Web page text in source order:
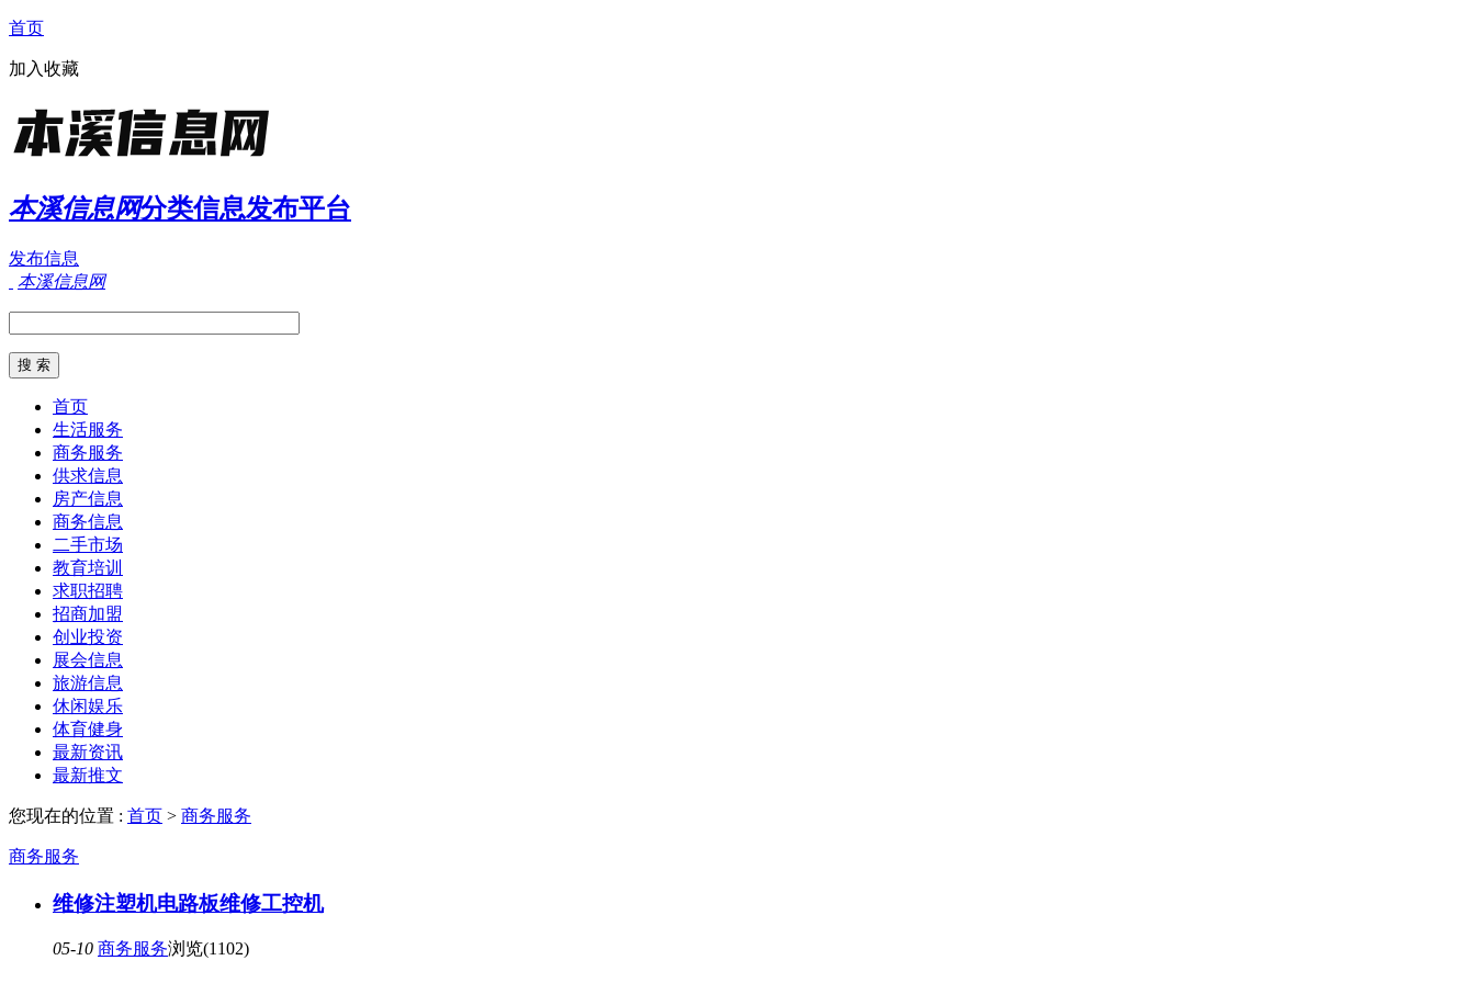
首页
加入收藏
本溪信息网分类信息发布平台
发布信息
本溪信息网
首页
生活服务
商务服务
供求信息
房产信息
商务信息
二手市场
教育培训
求职招聘
招商加盟
创业投资
展会信息
旅游信息
休闲娱乐
体育健身
最新资讯
最新推文
您现在的位置 : 首页 > 商务服务
商务服务
维修注塑机电路板维修工控机
05-10 商务服务浏览(1102)